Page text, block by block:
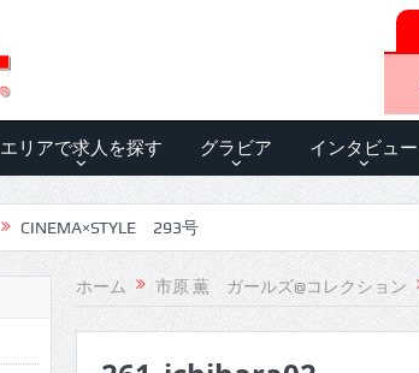
エリアで求人を探す グラビア インタビュー
CINEMA×STYLE 293号
CINEMA×STYLE 292号
CINEMA×STYLE 291号
CINEMA×STYLE 290号
ホーム 市原 薫 ガールズ@コレクション